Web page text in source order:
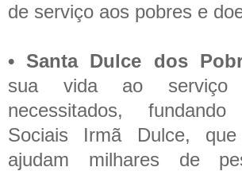
de serviço aos pobres e
• Santa Dulce dos
sua vida ao serviço
necessitados,
Sociais Irmã Dulce,
ajudam milhares de